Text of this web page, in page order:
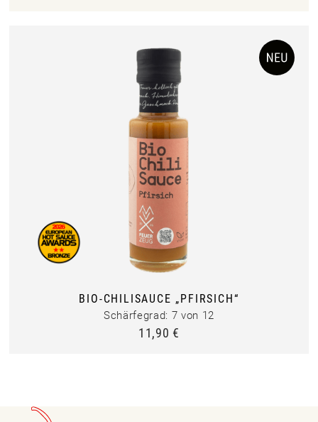
BIO-CHILISAUCE „PFIRSICH“
Schärfegrad: 7 von 12
11,90 €